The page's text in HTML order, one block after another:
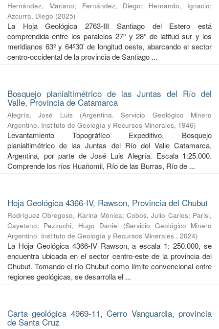
Hernández, Mariano; Fernández, Diego; Hernando, Ignacio;
Azcurra, Diego (2025)
La Hoja Geológica 2763-III Santiago del Estero está
comprendida entre los paralelos 27º y 28º de latitud sur y los
meridianos 63º y 64º30’ de longitud oeste, abarcando el sector
centro-occidental de la provincia de Santiago ...
Bosquejo planialtimétrico de las Juntas del Río del
Valle, Provincia de Catamarca
Alegría, José Luis (Argentina. Servicio Geológico Minero
Argentino. Instituto de Geología y Recursos Minerales, 1946)
Levantamiento Topográfico Expeditivo, Bosquejo
planialtimétrico de las Juntas del Río del Valle Catamarca,
Argentina, por parte de José Luis Alegría. Escala 1:25.000.
Comprende los ríos Huañomil, Río de las Burras, Río de ...
Hoja Geológica 4366-IV, Rawson, Provincia del Chubut
Rodríguez Obregoso, Karina Mónica;Cobos, Julio Carlos; Parisi,
Cayetano; Pezzuchi, Hugo Daniel (Servicio Geológico Minero
Argentino. Instituto de Geología y Recursos Minerales., 2024)
La Hoja Geológica 4366-IV Rawson, a escala 1: 250.000, se
encuentra ubicada en el sector centro-este de la provincia del
Chubut. Tomando el río Chubut como límite convencional entre
regiones geológicas, se desarrolla el ...
Carta geológica 4969-11, Cerro Vanguardia, provincia
de Santa Cruz